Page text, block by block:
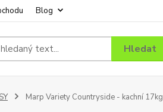
Blog
Hledat
Marp Variety Countryside - kachní 17kg